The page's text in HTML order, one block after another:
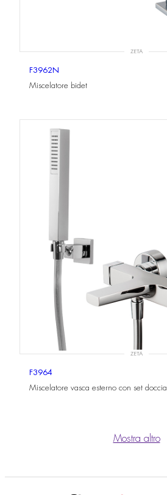
ZETA
F3962N
Miscelatore bidet
ZETA
F3964
Miscelatore vasca esterno con set doccia
Mostra altro